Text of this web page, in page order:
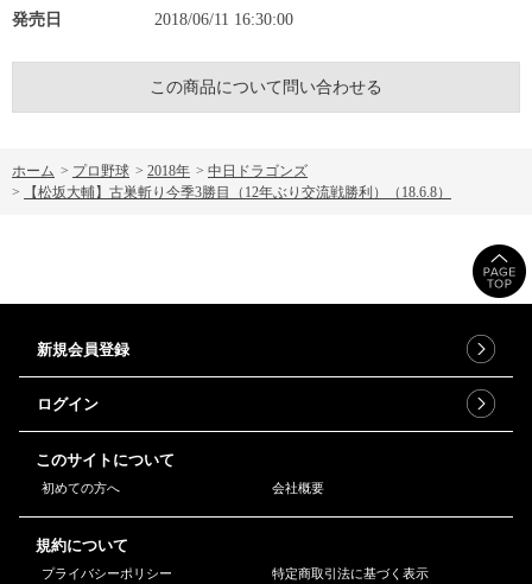
発売日 2018/06/11 16:30:00
この商品について問い合わせる
ホーム > プロ野球 > 2018年 > 中日ドラゴンズ
>
【松坂大輔】古巣斬り今季3勝目（12年ぶり交流戦勝利）（18.6.8）
新規会員登録
ログイン
このサイトについて
初めての方へ 会社概要
規約について
プライバシーポリシー 特定商取引法に基づく表示